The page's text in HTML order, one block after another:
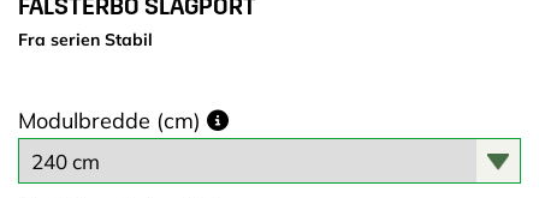
FALSTERBO SLAGPORT
Fra serien Stabil
Modulbredde (cm)